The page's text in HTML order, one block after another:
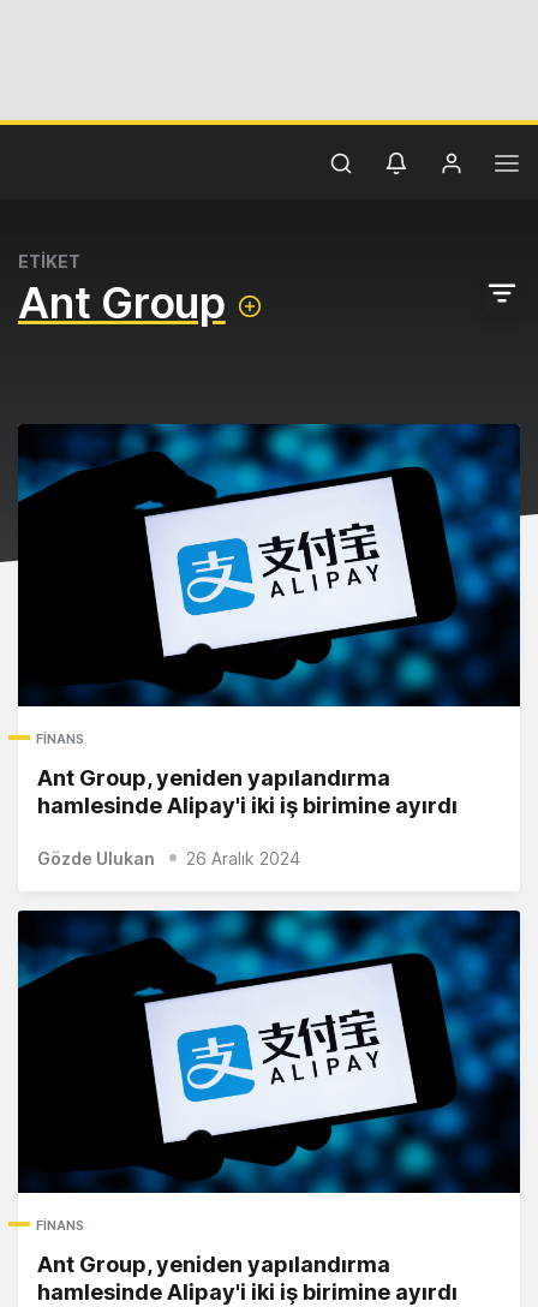
ETİKET
Ant Group
FINANS
Ant Group, yeniden yapılandırma
hamlesinde Alipay'i iki iş birimine ayırdı
Gözde Ulukan 26 Aralık 2024
FINANS
Ant Group, yeniden yapılandırma
hamlesinde Alipay'i iki iş birimine ayırdı